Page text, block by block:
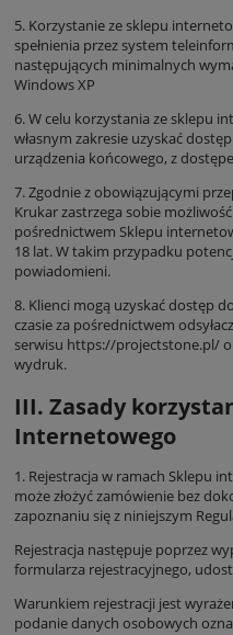
5. Korzystanie ze sklepu
spełnienia przez system
następujących minimalnych
Windows XP
6. W celu korzystania ze sklepu
własnym zakresie uzyskać
urządzenia końcowego, z
7. Zgodnie z obowiązującymi
Krukar zastrzega sobie
pośrednictwem Sklepu
18 lat. W takim przypadku
powiadomieni.
8. Klienci mogą uzyskać dostęp
czasie za pośrednictwem
serwisu https://projectstone.pl/
wydruk.
III. Zasady
Internetowego
1. Rejestracja w ramach Sklepu
może złożyć zamówienie bez
zapoznaniu się z niniejszym
Rejestracja następuje poprzez
formularza rejestracyjnego,
Warunkiem rejestracji jest
podanie danych osobowych